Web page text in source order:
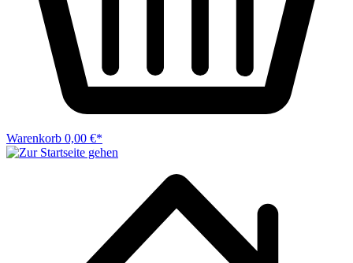
Warenkorb 0,00 €*